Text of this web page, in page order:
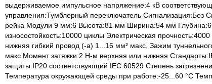
выдерживаемое импульсное напряжение:4 кВ
управления:Тумблерный переключатель
рейка Модули 9 мм:6 Высота:81 мм Ширина:54 мм
износостойкость:10000 циклы Электрическая
нижняя гибкий провод (-а) 1...16 мм² макс, Зажим
макс Момент затяжки:2 Н-м верхняя или нижняя
защиты:IP20 соответствующий IEC 60529 Степень
Температура окружающей среды при работе:-25...60 °C